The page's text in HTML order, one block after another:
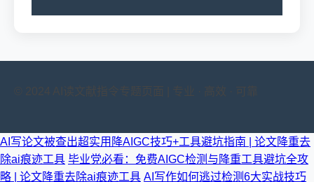
© 2024 AI读文献指令专题页面 | 专业 · 高效 · 可靠
AI写论文被查出超实用降AIGC技巧+工具避坑指南 | 论文降重去
除ai痕迹工具 毕业党必看：免费AIGC检测与降重工具避坑全攻
略 | 论文降重去除ai痕迹工具 AI写作如何逃过检测6大实战技巧